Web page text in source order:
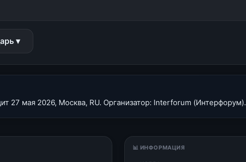
▾
27 мая 2026, Москва, RU. Организатор: Interforum (Интерфорум).
📊 ИНФОРМАЦИЯ